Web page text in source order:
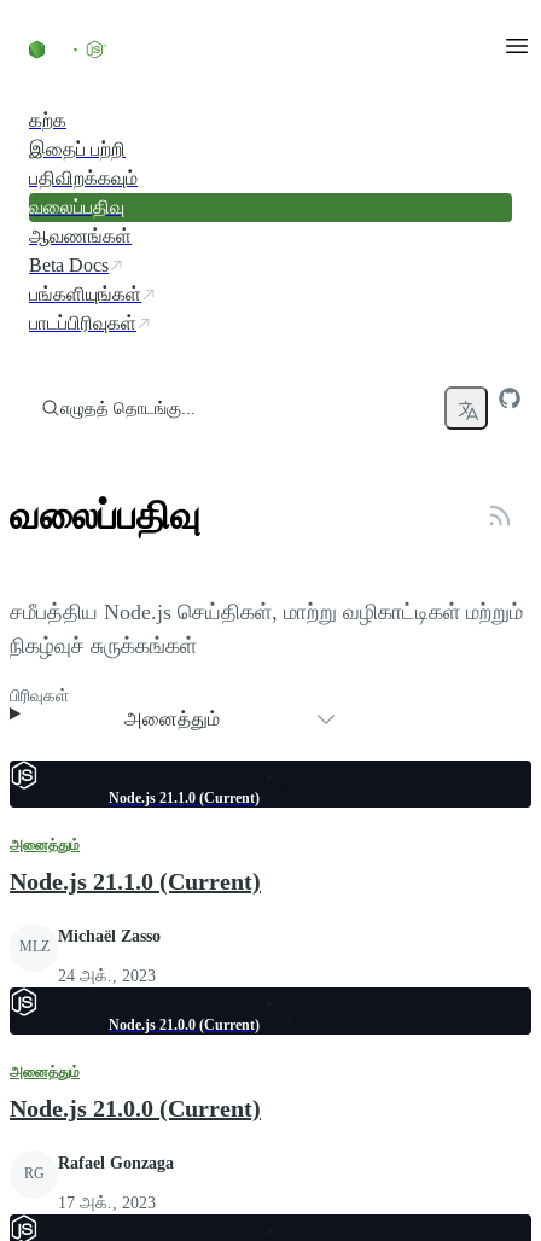
கற்க
இதைப் பற்றி
பதிவிறக்கவும்
வலைப்பதிவு
ஆவணங்கள்
Beta Docs
பங்களியுங்கள்
பாடப்பிரிவுகள்
எழுதத் தொடங்கு...
வலைப்பதிவு
சமீபத்திய Node.js செய்திகள், மாற்று வழிகாட்டிகள் மற்றும்
நிகழ்வுச் சுருக்கங்கள்
பிரிவுகள்
அனைத்தும்
Node.js 21.1.0 (Current)
அனைத்தும்
Node.js 21.1.0 (Current)
MLZ
Michaël Zasso
24 அக்., 2023
Node.js 21.0.0 (Current)
அனைத்தும்
Node.js 21.0.0 (Current)
RG
Rafael Gonzaga
17 அக்., 2023